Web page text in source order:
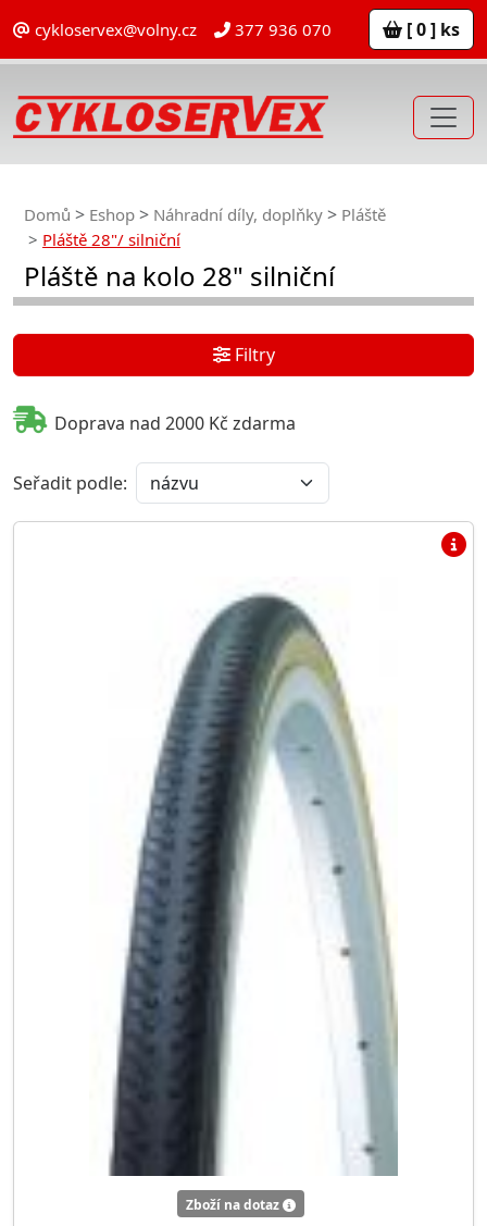
cykloservex@volny.cz 377 936 070 [ 0 ] ks
Domů Eshop Náhradní díly, doplňky
Pláště
Pláště 28"/ silniční
Pláště na kolo 28" silniční
Filtry
Doprava nad 2000 Kč zdarma
Seřadit podle:
Zboží na dotaz